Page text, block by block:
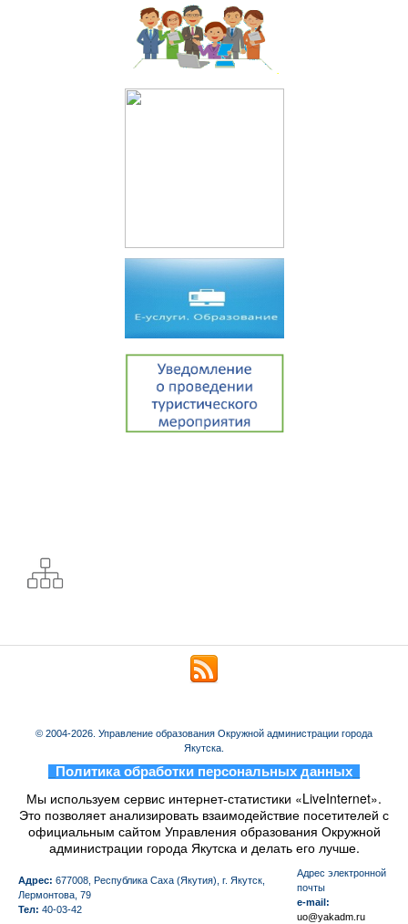
© 2004-2026. Управление образования Окружной администрации города
Якутска.
Политика обработки персональных данных
Мы используем сервис интернет-статистики «LiveInternet».
Это позволяет анализировать взаимодействие посетителей с
официальным сайтом Управления образования Окружной
администрации города Якутска и делать его лучше.
Адрес: 677008, Республика Саха (Якутия), г. Якутск,
Лермонтова, 79
Тел: 40-03-42
Aдрес электронной
почты
e-mail:
uo@yakadm.ru